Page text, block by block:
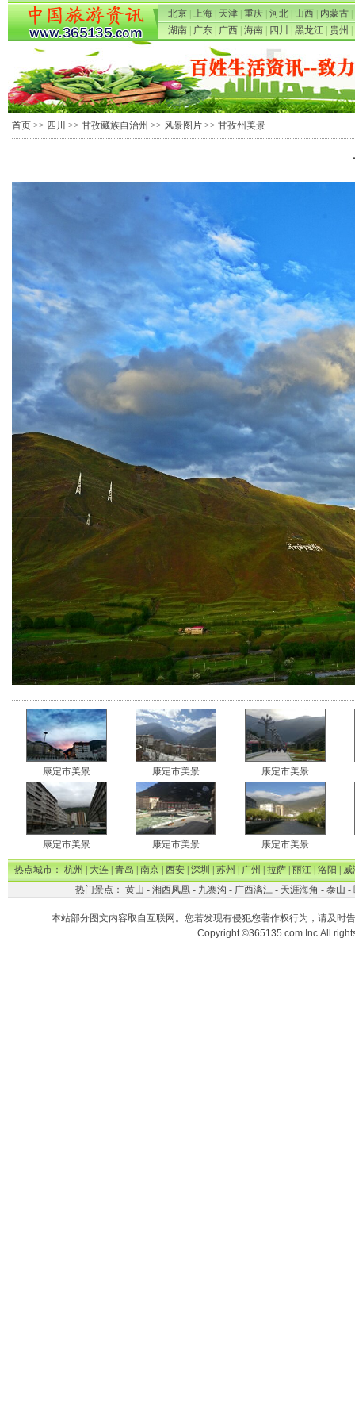
北京 上海 天津 重庆 河北 山西 内蒙古
湖南
广东 广西 海南 四川 黑龙江 贵州
首页 >> 四川 >> 甘孜藏族自治州 >> 风景图片 >> 甘孜州美景
康定市美景 康定市美景 康定市美景
康定市美景 康定市美景 康定市美景
热点城市：杭州|大连|青岛|南京|西安|深圳|苏州|广州|拉萨|丽江|洛阳|威
热门景点： 黄山 - 湘西凤凰- 九寨沟 - 广西漓江- 天涯海角 - 泰山 -
本站部分图文内容取自互联网。您若发现有侵犯您著作权行为，请及时
Copyright ©365135.com Inc.All